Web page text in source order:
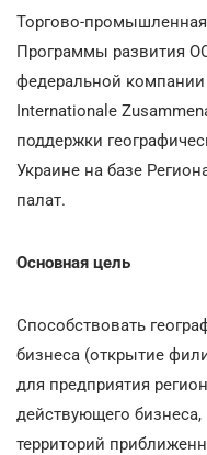
Торгово-
Программы развития
федеральной
Internationale
поддержки
Украине на базе
палат.
Основная цель
Способствовать
бизнеса (открытие
для предприятия
действующего
территорий